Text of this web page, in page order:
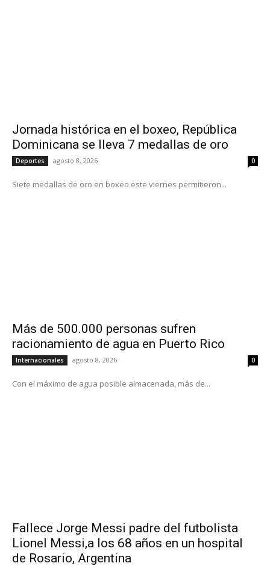
Jornada histórica en el boxeo, República
Dominicana se lleva 7 medallas de oro
Deportes agosto 8, 2026 0
Siete medallas de oro en boxeo este viernes permitieron...
Más de 500.000 personas sufren
racionamiento de agua en Puerto Rico
Internacionales agosto 8, 2026 0
Con el máximo de agua posible almacenada, más de...
Fallece Jorge Messi padre del futbolista
Lionel Messi,a los 68 años en un hospital
de Rosario, Argentina